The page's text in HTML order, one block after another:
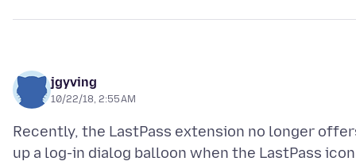
jgyving
10/22/18, 2:55 AM
Recently, the LastPass extension no longer
up a log-in dialog balloon when the LastPass icon